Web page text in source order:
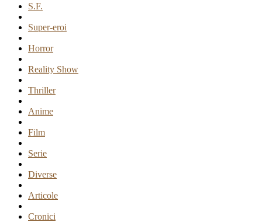
S.F.
Super-eroi
Horror
Reality Show
Thriller
Anime
Film
Serie
Diverse
Articole
Cronici